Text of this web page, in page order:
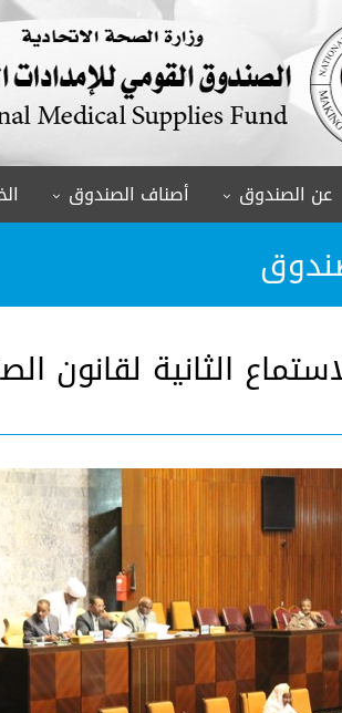
عن الصندوق أصناف الصندوق
الثانية لقانون